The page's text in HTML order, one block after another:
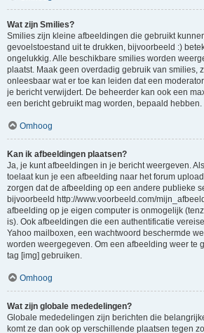
Wat zijn Smilies?
Smilies zijn kleine afbeeldingen die gebruikt
gevoelstoestand uit te drukken, bijvoorbeeld :)
ongelukkig. Alle beschikbare smilies worden
plaatst. Maak geen overdadig gebruik van smilies,
onleesbaar wat er toe kan leiden dat een
je bericht verwijdert. De beheerder kan ook een
een bericht gebruikt mag worden, bepaald hebben.
Omhoog
Kan ik afbeeldingen plaatsen?
Ja, je kunt afbeeldingen in je bericht weergeven.
toelaat kun je een afbeelding naar het forum
zorgen dat de afbeelding op een andere publieke
bijvoorbeeld http://www.voorbeeld.com/
afbeelding op je eigen computer is onmogelijk
is). Ook afbeeldingen die een authentificatie
Yahoo mailboxen, een wachtwoord beschermde
worden weergegeven. Om een afbeelding weer te
tag [img] gebruiken.
Omhoog
Wat zijn globale mededelingen?
Globale mededelingen zijn berichten die
komt ze dan ook op verschillende plaatsen tegen